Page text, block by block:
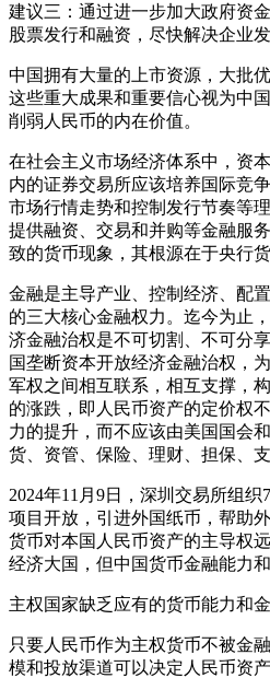
建议三：通过进一步加大政府资
股票发行和融资，尽快解决企业
中国拥有大量的上市资源，大批
这些重大成果和重要信心视为中
削弱人民币的内在价值。
在社会主义市场经济体系中，资
内的证券交易所应该培养国际竞
市场行情走势和控制发行节奏等
提供融资、交易和并购等金融服
致的货币现象，其根源在于央行
金融是主导产业、控制经济、配
的三大核心金融权力。 迄今为止
济金融治权是不可切割、不可分
国垄断资本开放经济金融治权，
军权之间相互联系，相互支撑，
的涨跌，即人民币资产的定价权
力的提升，而不应该由美国国会
货、资管、保险、理财、担保、
2024年11月9日，深圳交易所组
项目开放，引进外国纸币，帮助
货币对本国人民币资产的主导权
经济大国，但中国货币金融能力
主权国家缺乏应有的货币能力和
只要人民币作为主权货币不被金
模和投放渠道可以决定人民币资